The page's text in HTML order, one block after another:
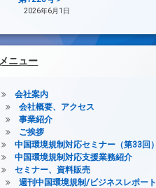
2026年6月1日
メニュー
会社案内
会社概要、アクセス
事業紹介
ご挨拶
中国環境規制対応セミナー（第33回）
中国環境規制対応支援業務紹介
セミナー、資料販売
週刊中国環境規制/ビジネスレポート